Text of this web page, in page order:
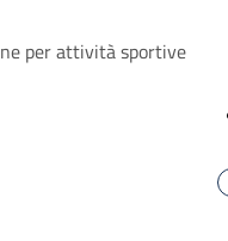
per attività sportive